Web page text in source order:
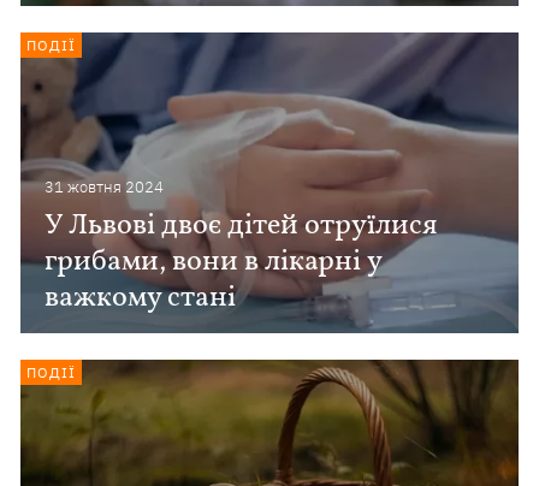
31 жовтня 2024
У Львові двоє дітей отруїлися
грибами, вони в лікарні у
важкому стані
ПОДІЇ
ПОДІЇ